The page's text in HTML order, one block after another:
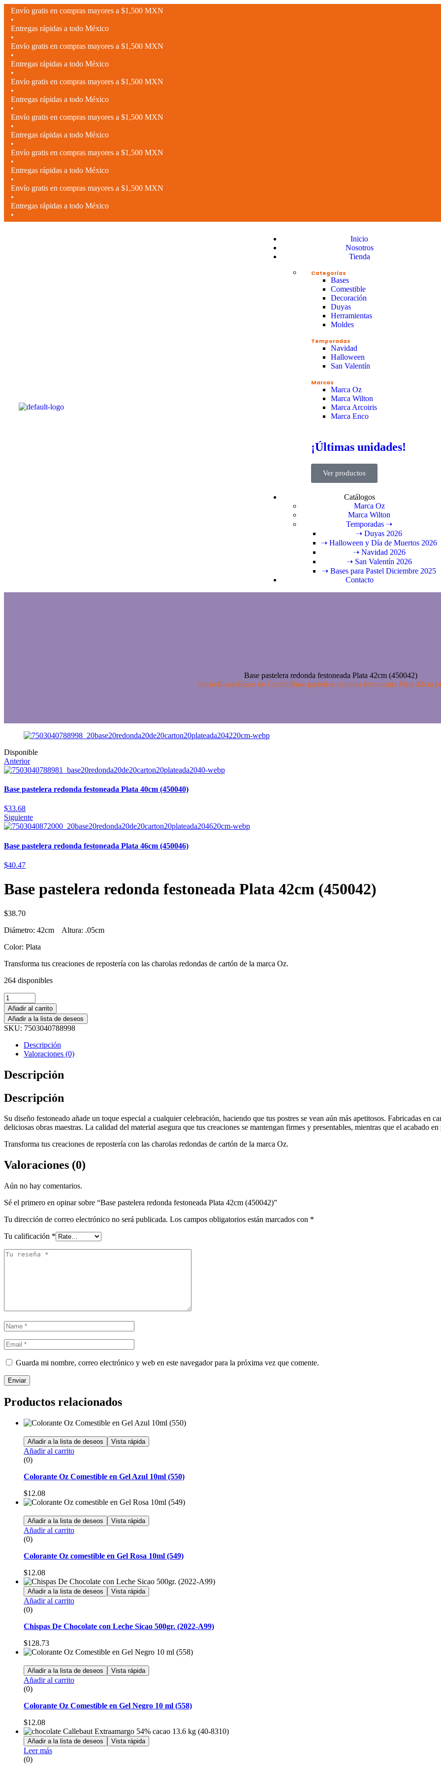
Envío gratis en compras mayores a $1,500 MXN
•
Entregas rápidas a todo México
•
Envío gratis en compras mayores a $1,500 MXN
•
Entregas rápidas a todo México
•
Envío gratis en compras mayores a $1,500 MXN
•
Entregas rápidas a todo México
•
Envío gratis en compras mayores a $1,500 MXN
•
Entregas rápidas a todo México
•
Envío gratis en compras mayores a $1,500 MXN
•
Entregas rápidas a todo México
•
Envío gratis en compras mayores a $1,500 MXN
•
Entregas rápidas a todo México
•
Inicio
Nosotros
Tienda
Categorías
Bases
Comestible
Decoración
Duyas
Herramientas
Moldes
Temporadas
Navidad
Halloween
San Valentín
Marcas
Marca Oz
Marca Wilton
Marca Arcoiris
Marca Enco
¡Últimas unidades!
Ver productos
Catálogos
Marca Oz
Marca Wilton
Temporadas ➝
➝ Duyas 2026
➝ Halloween y Día de Muertos 2026
➝ Navidad 2026
➝ San Valentín 2026
➝ Bases para Pastel Diciembre 2025
Contacto
Base pastelera redonda festoneada Plata 42cm (450042)
Inicio/Bases/Bases de Cartón/Base pastelera redonda festoneada Plata 42cm
Disponible
Anterior
Base pastelera redonda festoneada Plata 40cm (450040)
$33.68
Siguiente
Base pastelera redonda festoneada Plata 46cm (450046)
$40.47
Base pastelera redonda festoneada Plata 42cm (450042)
$38.70
Diámetro: 42cm Altura: .05cm
Color: Plata
Transforma tus creaciones de repostería con las charolas redondas de cartón de la marca Oz.
264 disponibles
Añadir al carrito
Añadir a la lista de deseos
SKU: 7503040788998
Descripción
Valoraciones (0)
Descripción
Descripción
Su diseño festoneado añade un toque especial a cualquier celebración, haciendo que tus postres se vean aún más apetitosos. Fabricadas en
deliciosas obras maestras. La calidad del material asegura que tus creaciones se mantengan firmes y presentables, mientras que el acabado
Transforma tus creaciones de repostería con las charolas redondas de cartón de la marca Oz.
Valoraciones (0)
Aún no hay comentarios.
Sé el primero en opinar sobre “Base pastelera redonda festoneada Plata 42cm (450042)”
Tu dirección de correo electrónico no será publicada. Los campos obligatorios están marcados con *
Tu calificación *
Guarda mi nombre, correo electrónico y web en este navegador para la próxima vez que comente.
Enviar
Productos relacionados
Añadir a la lista de deseos Vista rápida
Añadir al carrito
(0)
Colorante Oz Comestible en Gel Azul 10ml (550)
$12.08
Añadir a la lista de deseos Vista rápida
Añadir al carrito
(0)
Colorante Oz comestible en Gel Rosa 10ml (549)
$12.08
Añadir a la lista de deseos Vista rápida
Añadir al carrito
(0)
Chispas De Chocolate con Leche Sicao 500gr. (2022-A99)
$128.73
Añadir a la lista de deseos Vista rápida
Añadir al carrito
(0)
Colorante Oz Comestible en Gel Negro 10 ml (558)
$12.08
Añadir a la lista de deseos Vista rápida
Leer más
(0)